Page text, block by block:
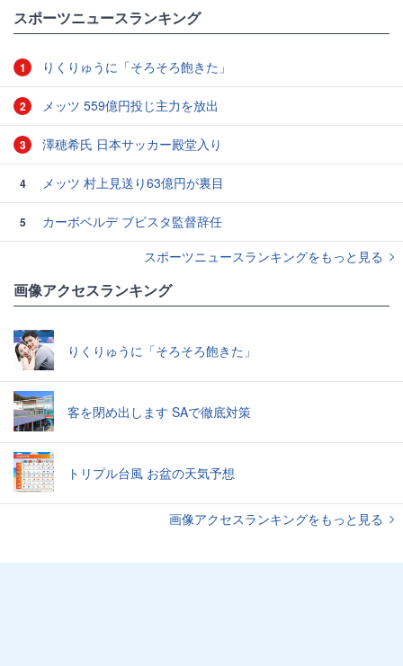
スポーツニュースランキング
1 りくりゅうに「そろそろ飽きた」
2 メッツ 559億円投じ主力を放出
3 澤穂希氏 日本サッカー殿堂入り
4 メッツ 村上見送り63億円が裏目
5
カーボベルデ ブビスタ監督辞任
スポーツニュースランキングをもっと見る
画像アクセスランキング
りくりゅうに「そろそろ飽きた」
客を閉め出します SAで徹底対策
トリプル台風 お盆の天気予想
画像アクセスランキングをもっと見る